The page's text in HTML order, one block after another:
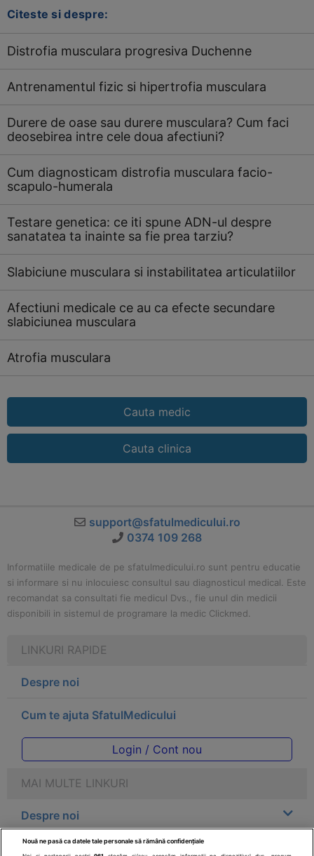
Citeste si despre:
Distrofia musculara progresiva Duchenne
Antrenamentul fizic si hipertrofia musculara
Durere de oase sau durere musculara? Cum faci
deosebirea intre cele doua afectiuni?
Cum diagnosticam distrofia musculara facio-
scapulo-humerala
Testare genetica: ce iti spune ADN-ul despre
sanatatea ta inainte sa fie prea tarziu?
Slabiciune musculara si instabilitatea articulatiilor
Afectiuni medicale ce au ca efecte secundare
slabiciunea musculara
Atrofia musculara
Cauta medic
Cauta clinica
support@sfatulmedicului.ro
0374 109 268
Informatiile medicale de pe sfatulmedicului.ro sunt pentru educatie
si informare si nu inlocuiesc consultul sau diagnosticul medical. Este
recomandat sa consultati fie medicul Dvs., fie unul din medicii
disponibili in sistemul de programare la medic Clickmed.
LINKURI RAPIDE
Despre noi
Cum te ajuta SfatulMedicului
Login / Cont nou
MAI MULTE LINKURI
Despre noi
Legal
Nouă ne pasă ca datele tale personale să rămână confidențiale